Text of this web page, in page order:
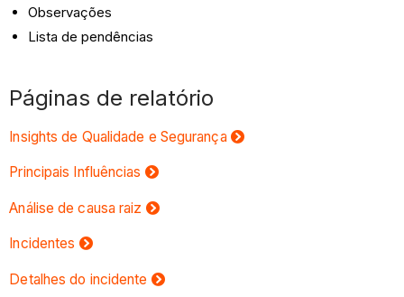
Observações
Lista de pendências
Páginas de relatório
Insights de Qualidade e Segurança
Principais Influências
Análise de causa raiz
Incidentes
Detalhes do incidente